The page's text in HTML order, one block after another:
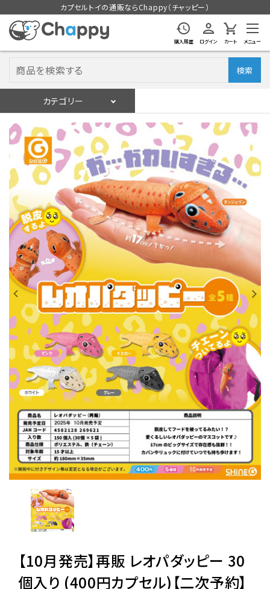
カプセルトイの通販ならChappy（チャッピー）
購入履歴 ログイン カート メニュー
検索
カテゴリー
ログイン 会員登録
入荷スケジュールをチェック
カプセルトイマシン本体
カプセルトイ
販促用空カプセル
レンタル
景品・玩具・文具
販促用カプセルトイ
よくあるご質問
ご利用ガイド
06-6282-7659
【10月発売】再販 レオパダッピー 30
個入り (400円カプセル)【二次予約】